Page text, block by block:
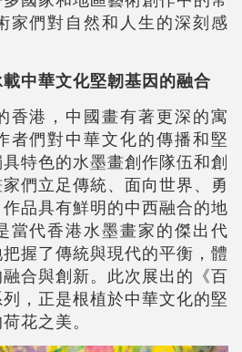
家們對自然和人生的深刻感
中華文化堅韌基因的融合
香港，中國畫有著更深的寓
者們對中華文化的傳播和堅
特色的水墨畫創作隊伍和創
們立足傳統、面向世界、勇
品具有鮮明的中西融合的地
當代香港水墨畫家的傑出代
握了傳統與現代的平衡，體
合與創新。此次展出的《百
，正是根植於中華文化的堅
花之美。